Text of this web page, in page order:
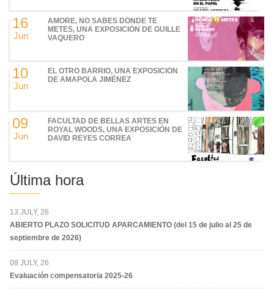
16
Jun
AMORE, NO SABES DÓNDE TE
METES, UNA EXPOSICIÓN DE GUILLE
VAQUERO
10
Jun
EL OTRO BARRIO, UNA EXPOSICIÓN
DE AMAPOLA JIMÉNEZ
09
Jun
FACULTAD DE BELLAS ARTES EN
ROYAL WOODS, UNA EXPOSICIÓN DE
DAVID REYES CORREA
Última hora
13 JULY, 26
ABIERTO PLAZO SOLICITUD APARCAMIENTO (del 15 de julio al 25 de
septiembre de 2026)
08 JULY, 26
Evaluación compensatoria 2025-26